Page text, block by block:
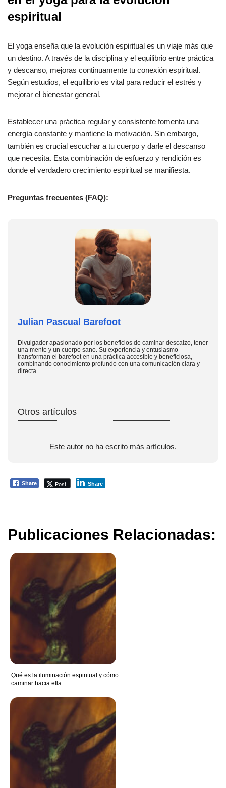
espiritual
El yoga enseña que la evolución espiritual es un viaje más que
un destino. A través de la disciplina y el equilibrio entre práctica
y descanso, mejoras continuamente tu conexión espiritual.
Según estudios, el equilibrio es vital para reducir el estrés y
mejorar el bienestar general.
Establecer una práctica regular y consistente fomenta una
energía constante y mantiene la motivación. Sin embargo,
también es crucial escuchar a tu cuerpo y darle el descanso
que necesita. Esta combinación de esfuerzo y rendición es
donde el verdadero crecimiento espiritual se manifiesta.
Preguntas frecuentes (FAQ):
Julian Pascual Barefoot
Divulgador apasionado por los beneficios de caminar descalzo, tener
una mente y un cuerpo sano. Su experiencia y entusiasmo
transforman el barefoot en una práctica accesible y beneficiosa,
combinando conocimiento profundo con una comunicación clara y
directa.
Otros artículos
Este autor no ha escrito más artículos.
Share Post Share
Publicaciones Relacionadas:
Qué es la iluminación espiritual y cómo
caminar hacia ella.